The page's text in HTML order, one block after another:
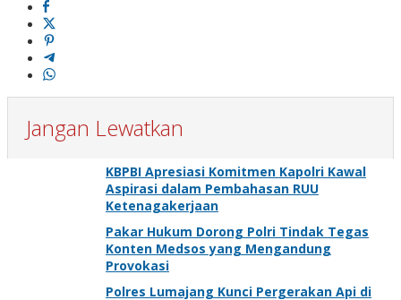
Jangan Lewatkan
KBPBI Apresiasi Komitmen Kapolri Kawal
Aspirasi dalam Pembahasan RUU
Ketenagakerjaan
Pakar Hukum Dorong Polri Tindak Tegas
Konten Medsos yang Mengandung
Provokasi
Polres Lumajang Kunci Pergerakan Api di